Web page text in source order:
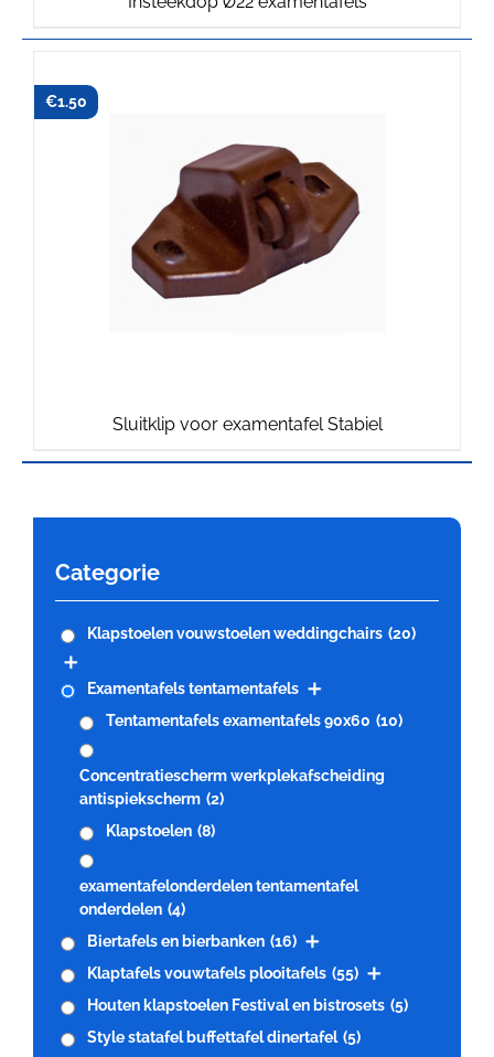
Sluitklip voor examentafel Stabiel
€1.50
Categorie
Klapstoelen vouwstoelen weddingchairs (20)
Examentafels tentamentafels
Tentamentafels examentafels 90x60 (10)
Concentratiescherm werkplekafscheiding
antispiekscherm (2)
Klapstoelen (8)
examentafelonderdelen tentamentafel
onderdelen (4)
Biertafels en bierbanken (16)
Klaptafels vouwtafels plooitafels (55)
Houten klapstoelen Festival en bistrosets (5)
Style statafel buffettafel dinertafel (5)